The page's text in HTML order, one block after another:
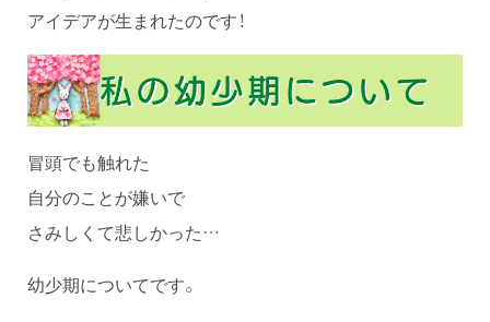
アイデアが生まれたのです！
冒頭でも触れた
自分のことが嫌いで
さみしくて悲しかった…
幼少期についてです。